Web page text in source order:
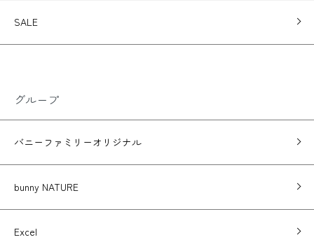
SALE
グループ
バニーファミリーオリジナル
bunny NATURE
Excel